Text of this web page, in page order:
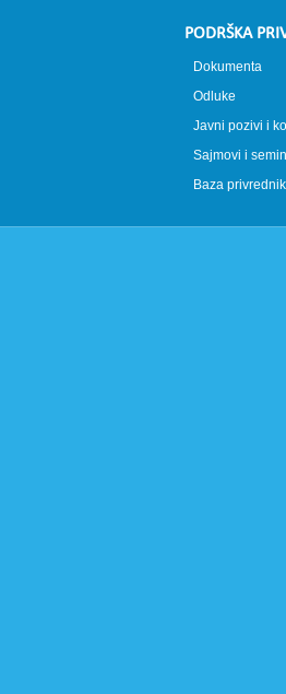
PODRŠKA
Dokumenta
Odluke
Javni pozivi i
Sajmovi i
Baza